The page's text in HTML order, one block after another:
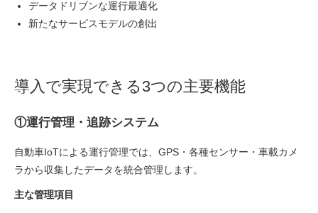
データドリブンな運行最適化
新たなサービスモデルの創出
導入で実現できる3つの主要機能
①運行管理・追跡システム
自動車IoTによる運行管理では、GPS・各種センサー・車載カメ
ラから収集したデータを統合管理します。
主な管理項目